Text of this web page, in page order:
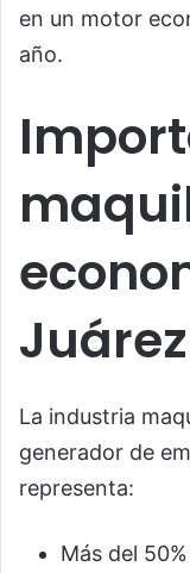
en un motor
año.
Juárez
La industria
generador de
representa:
Más del